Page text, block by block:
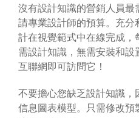
沒有設計知識的營銷人員
請專業設計師的預算。充
計在視覺範式中在線完成
需設計知識，無需安裝和
互聯網即可訪問它！
不要擔心您缺乏設計知識
信息圖表模型。只需修改